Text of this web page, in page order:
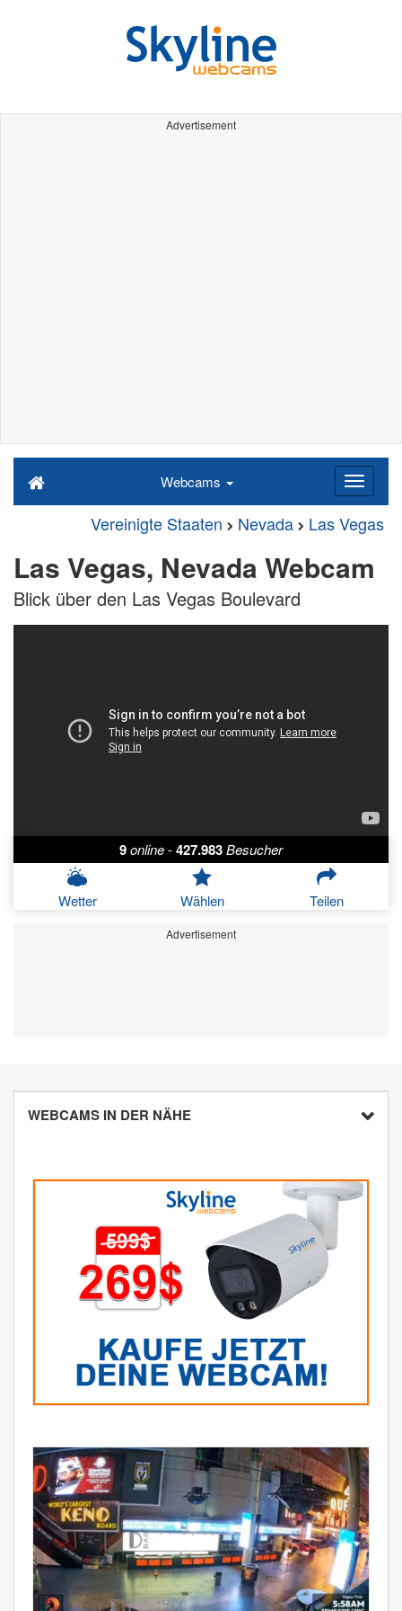
Advertisement
Webcams
Vereinigte Staaten Nevada Las Vegas
Las Vegas, Nevada Webcam
Blick über den Las Vegas Boulevard
9online-427.983Besucher
Wetter Wählen Teilen
Advertisement
WEBCAMS IN DER NÄHE